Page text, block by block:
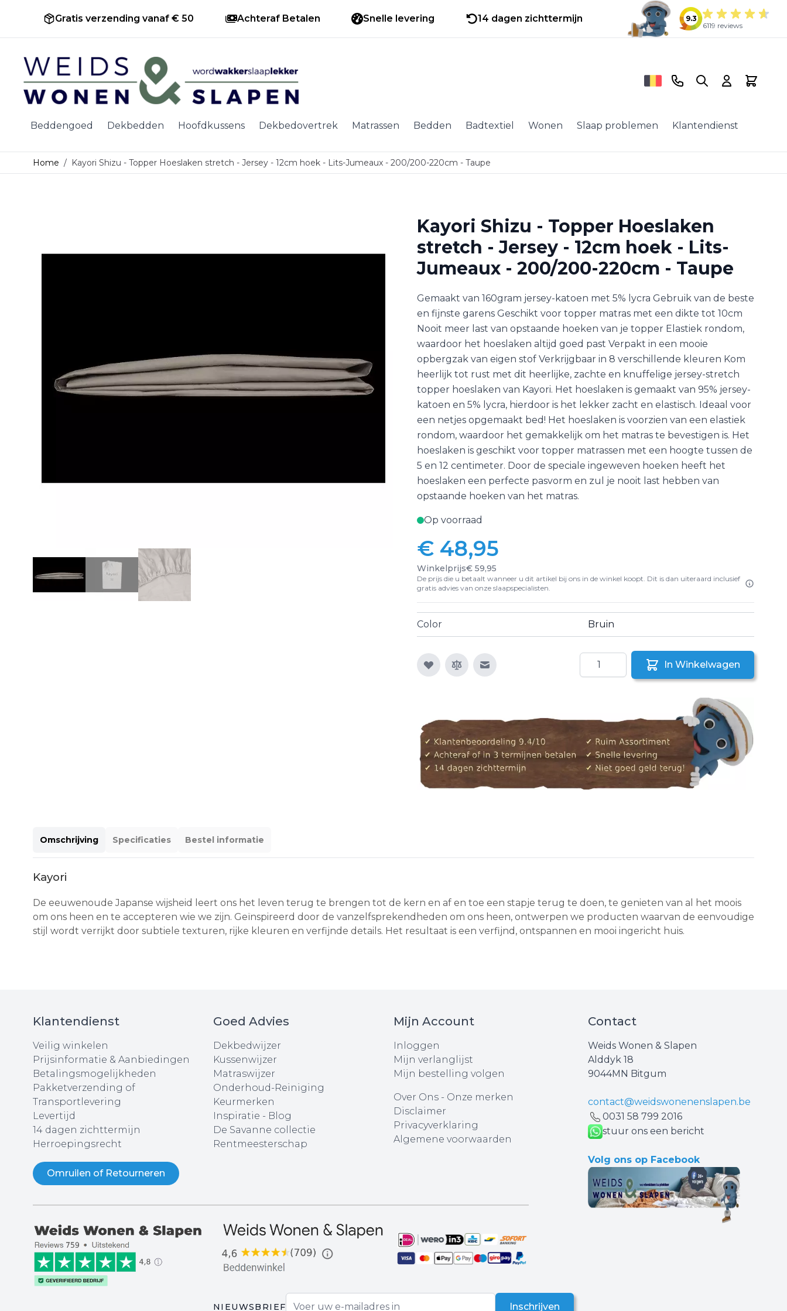
Gratis verzending vanaf € 50 Achteraf Betalen Snelle levering 14 dagen zichttermijn
9.3
6119 reviews
Ga naar de inhoud
Beddengoed Dekbedden Hoofdkussens Dekbedovertrek Matrassen Bedden Badtextiel Wonen Slaap problemen Klantendienst
Telefoonnummer
Search Cart
Home / Kayori Shizu - Topper Hoeslaken stretch - Jersey - 12cm hoek - Lits-Jumeaux - 200/200-220cm - Taupe
Kayori Shizu - Topper Hoeslaken
stretch - Jersey - 12cm hoek - Lits-
Jumeaux - 200/200-220cm - Taupe
Gemaakt van 160gram jersey-katoen met 5% lycra Gebruik van de beste
en fijnste garens Geschikt voor topper matras met een dikte tot 10cm
Nooit meer last van opstaande hoeken van je topper Elastiek rondom,
waardoor het hoeslaken altijd goed past Verpakt in een mooie
opbergzak van eigen stof Verkrijgbaar in 8 verschillende kleuren Kom
heerlijk tot rust met dit heerlijke, zachte en knuffelige jersey-stretch
topper hoeslaken van Kayori. Het hoeslaken is gemaakt van 95% jersey-
katoen en 5% lycra, hierdoor is het lekker zacht en elastisch. Ideaal voor
een netjes opgemaakt bed! Het hoeslaken is voorzien van een elastiek
rondom, waardoor het gemakkelijk om het matras te bevestigen is. Het
hoeslaken is geschikt voor topper matrassen met een hoogte tussen de
5 en 12 centimeter. Door de speciale ingeweven hoeken heeft het
hoeslaken een perfecte pasvorm en zul je nooit last hebben van
opstaande hoeken van het matras.
Op voorraad
€ 48,95
Winkelprijs€ 59,95
De prijs die u betaalt wanneer u dit artikel bij ons in de winkel koopt. Dit is dan uiteraard inclusief
gratis advies van onze slaapspecialisten.
Color Bruin
E-mail naar een vriend
Aantal
In Winkelwagen
Omschrijving Specificaties Bestel informatie
Kayori
De eeuwenoude Japanse wijsheid leert ons het leven terug te brengen tot de kern en af en toe een stapje terug te doen, te genieten van al het moois
om ons heen en te accepteren wie we zijn. Geïnspireerd door de vanzelfsprekendheden om ons heen, ontwerpen we producten waarvan de eenvoudige
stijl wordt verrijkt door subtiele texturen, rijke kleuren en verfijnde details. Het resultaat is een verfijnd, ontspannen en mooi ingericht huis.
Klantendienst
Veilig winkelen
Prijsinformatie & Aanbiedingen
Betalingsmogelijkheden
Pakketverzending of
Transportlevering
Levertijd
14 dagen zichttermijn
Herroepingsrecht
Omruilen of Retourneren
Goed Advies
Dekbedwijzer
Kussenwijzer
Matraswijzer
Onderhoud-Reiniging
Keurmerken
Inspiratie - Blog
De Savanne collectie
Rentmeesterschap
Mijn Account
Inloggen
Mijn verlanglijst
Mijn bestelling volgen
Over Ons- Onze merken
Disclaimer
Privacyverklaring
Algemene voorwaarden
Contact
Weids Wonen & Slapen
Alddyk 18
9044MN Bitgum
contact@weidswonenenslapen.be
0031 ‪58 799 2016‬
stuur ons een bericht
Volg ons op Facebook
NIEUWSBRIEF
E-mail adres
Inschrijven